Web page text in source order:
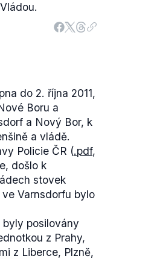
do 2. října 2011,
Boru a
a Nový Bor, k
a vládě.
Policie ČR (.pdf,
došlo k
stovek
Varnsdorfu bylo
posilovány
z Prahy,
z Liberce, Plzně,